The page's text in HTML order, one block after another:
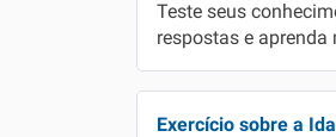
Teste seus
respostas e
Exercício sobre a